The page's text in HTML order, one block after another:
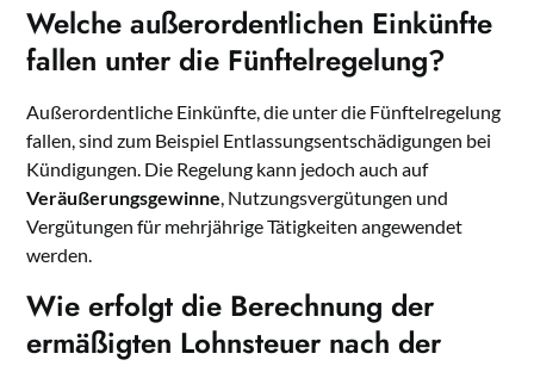
Welche außerordentlichen Einkünfte
fallen unter die Fünftelregelung?
Außerordentliche Einkünfte, die unter die Fünftelregelung
fallen, sind zum Beispiel Entlassungsentschädigungen bei
Kündigungen. Die Regelung kann jedoch auch auf
Veräußerungsgewinne, Nutzungsvergütungen und
Vergütungen für mehrjährige Tätigkeiten angewendet
werden.
Wie erfolgt die Berechnung der
ermäßigten Lohnsteuer nach der